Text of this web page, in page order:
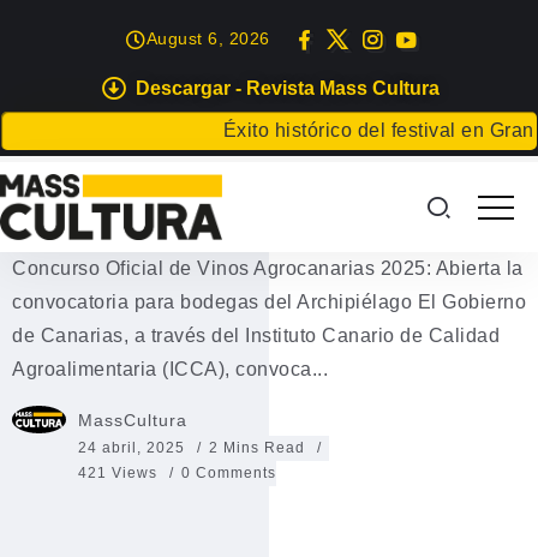
Descargar - Revista Mass Cultura
Éxito histórico del festival en Gran
August 6, 2026
EVENTOS
Concurso Oficial de Vinos
Agrocanarias 2025
Concurso Oficial de Vinos Agrocanarias 2025: Abierta la
convocatoria para bodegas del Archipiélago El Gobierno
de Canarias, a través del Instituto Canario de Calidad
Agroalimentaria (ICCA), convoca...
MassCultura
24 abril, 2025
2 Mins Read
421 Views
0 Comments